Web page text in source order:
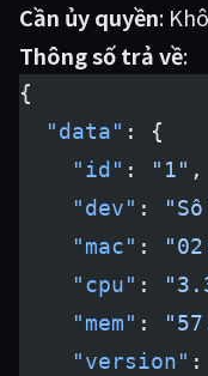
Cần ủy quyền:
Thông số trả về:
{
  "data"
: {
    "id"
: "1" ,
    "dev"
:
    "mac"
:
    "cpu"
:
    "mem"
:
    "version"
: